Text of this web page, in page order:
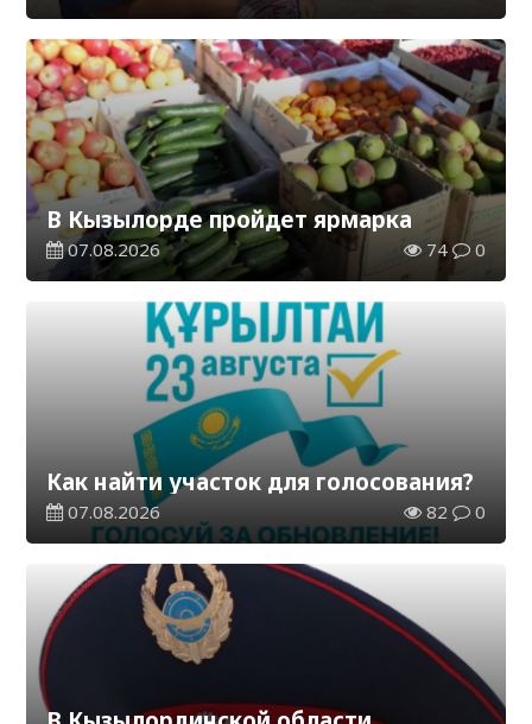
В Кызылорде пройдет ярмарка
07.08.2026 74 0
Как найти участок для голосования?
07.08.2026 82 0